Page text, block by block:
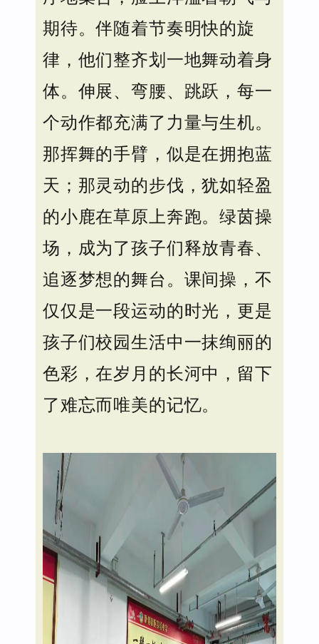
期待。伴随着节奏明快的旋
律，他们整齐划一地舞动着身
体。伸展、弯腰、跳跃，每一
个动作都充满了力量与生机。
那挥舞的手臂，似是在拥抱蓝
天；那灵动的步伐，犹如轻盈
的小鹿在草原上奔跑。绿茵操
场，成为了孩子们释放青春、
追逐梦想的舞台。课间操，不
仅仅是一段运动的时光，更是
孩子们校园生活中一抹绚丽的
色彩，在岁月的长河中，留下
了难忘而唯美的记忆。